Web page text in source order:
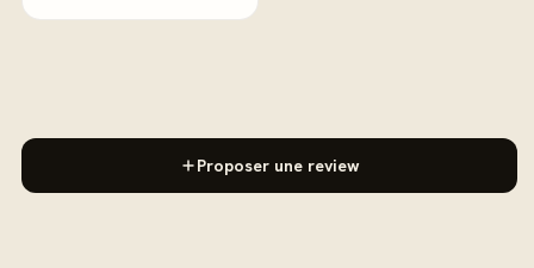
Proposer une review